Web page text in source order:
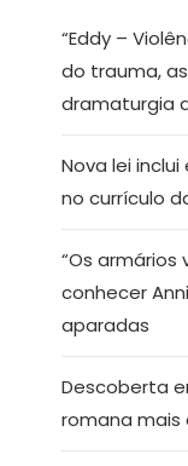
“Eddy –
do trauma,
dramaturgia
Nova lei
no currículo
“Os armários
conhecer
aparadas
Descoberta
romana mais